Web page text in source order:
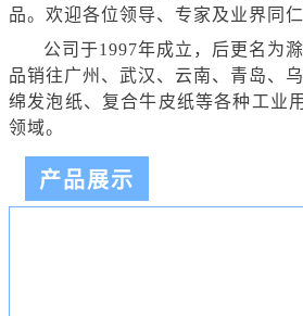
品。欢迎各位领导、专家及业界同
公司于1997年成立，后更名为
品销往广州、武汉、云南、青岛、
绵发泡纸、复合牛皮纸等各种工业
领域。
产品展示